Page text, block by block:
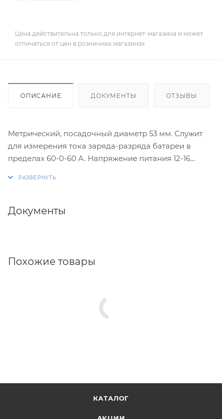
Цена действительна только для интернет-магазина и может
отличаться от цен в розничных магазинах
ОПИСАНИЕ ДОКУМЕНТЫ ОТЗЫВЫ
Метрический, посадочный диаметр 53 мм. Служит
для измерения тока заряда-разряда батареи в
пределах 60-0-60 A. Напряжение питания 12-16
Документы
Похожие товары
КАТАЛОГ